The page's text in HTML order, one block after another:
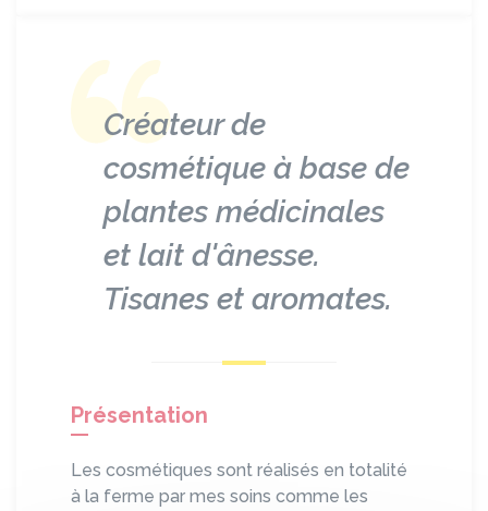
Créateur de
cosmétique à base de
plantes médicinales
et lait d'ânesse.
Tisanes et aromates.
Présentation
Les cosmétiques sont réalisés en totalité
à la ferme par mes soins comme les